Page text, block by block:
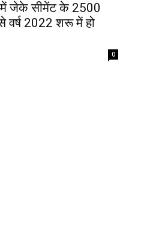
में जेके सीमेंट के 2500
वर्ष 2022 शरू में हो
0